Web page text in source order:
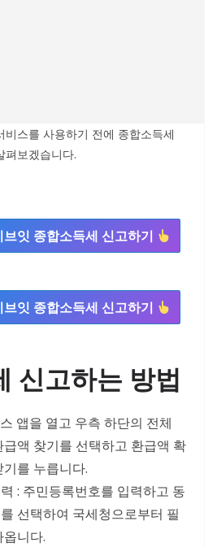
스를 사용하기 전에 종합소득세
펴보겠습니다.
잇 종합소득세 신고하기
잇 종합소득세 신고하기
신고하는 방법
앱을 열고 우측 하단의 전체
액 찾기를 선택하고 환급액 확
를 누릅니다.
: 주민등록번호를 입력하고 동
선택하여 국세청으로부터 필
니다.